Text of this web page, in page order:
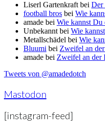
Liserl Gartenkraft bei Der
football bros bei Wie
amade bei Wie kannst Du
Unbekannt bei Wie
Metallschädel bei Wie
Bluumi bei Zweifel an
amade bei Zweifel an der
Tweets von @amadedotch
Mastodon
[instagram-feed]